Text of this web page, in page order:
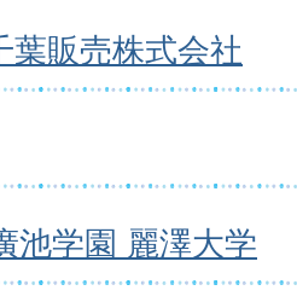
葉販売株式会社
池学園 麗澤大学